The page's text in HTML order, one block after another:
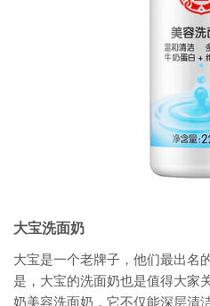
大宝洗面奶
大宝是一个老牌子，他们最出名
是，大宝的洗面奶也是值得大家
奶美容洗面奶，它不仅能深层清